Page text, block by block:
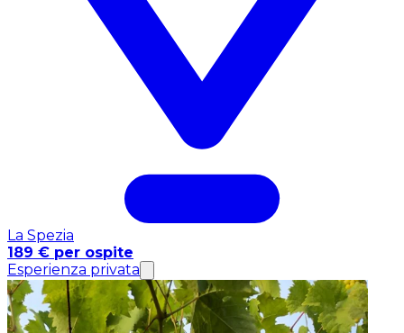
La Spezia
189 € per ospite
Esperienza privata